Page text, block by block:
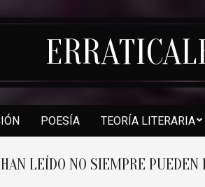
Secondary
Menu
POESÍA TEORÍA LITERARIA
LEÍDO NO SIEMPRE